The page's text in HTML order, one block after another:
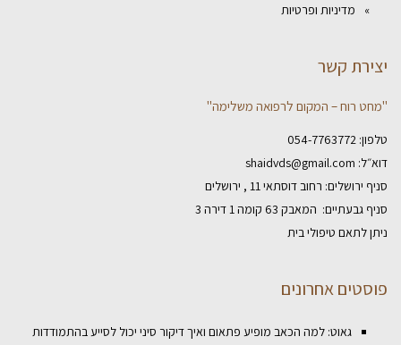
מדיניות ופרטיות
יצירת קשר
"מחט רוח – המקום לרפואה משלימה"
טלפון: 054-7763772
דוא״ל: shaidvds@gmail.com
סניף ירושלים: רחוב דוסתאי 11 , ירושלים
סניף גבעתיים: המאבק 63 קומה 1 דירה 3
ניתן לתאם טיפולי בית
פוסטים אחרונים
גאוט: למה הכאב מופיע פתאום ואיך דיקור סיני יכול לסייע בהתמודדות